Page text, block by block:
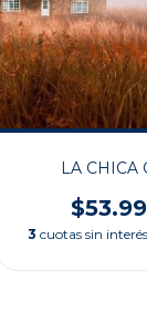
LA CHICA
3 cuotas sin